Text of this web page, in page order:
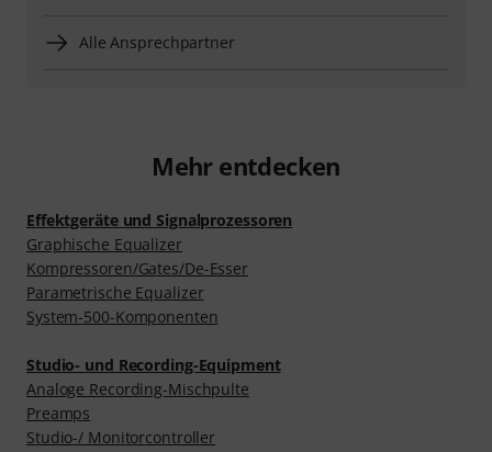
Alle Ansprechpartner
Mehr entdecken
Effektgeräte und Signalprozessoren
Graphische Equalizer
Kompressoren/Gates/De-Esser
Parametrische Equalizer
System-500-Komponenten
Studio- und Recording-Equipment
Analoge Recording-Mischpulte
Preamps
Studio-/ Monitorcontroller